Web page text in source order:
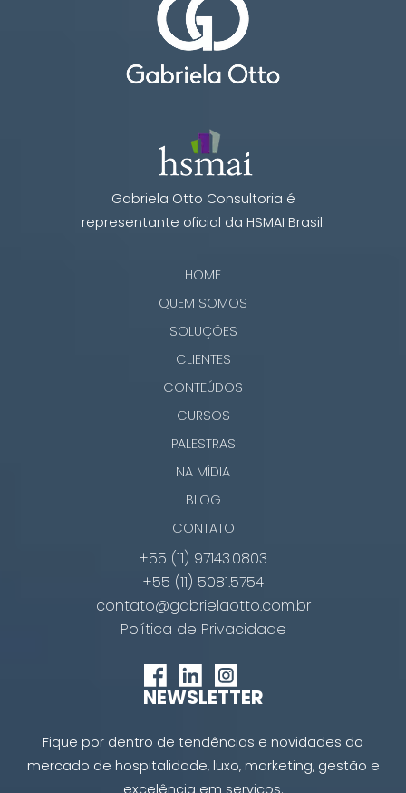
Gabriela Otto Consultoria é
representante oficial da HSMAI Brasil.
HOME
QUEM SOMOS
SOLUÇÕES
CLIENTES
CONTEÚDOS
CURSOS
PALESTRAS
NA MÍDIA
BLOG
CONTATO
+55 (11) 97143.0803
+55 (11) 5081.5754
contato@gabrielaotto.com.br
Política de Privacidade
NEWSLETTER
Fique por dentro de tendências e novidades do
mercado de hospitalidade, luxo, marketing, gestão e
excelência em serviços.